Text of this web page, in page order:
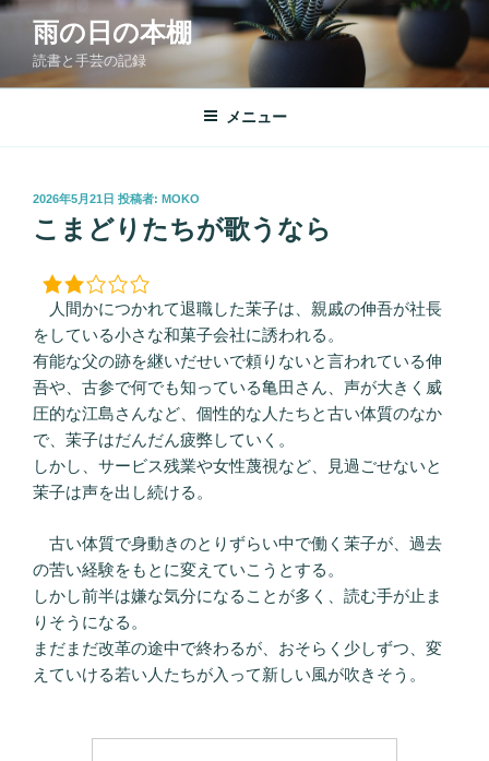
コ
ン
へ
雨の日の本棚
読書と手芸の記録
メニュー
投
稿
日:
2026年5月21日 投稿者: MOKO
こまどりたちが歌うなら
人間かにつかれて退職した茉子は、親戚の伸吾が社長
をしている小さな和菓子会社に誘われる。
有能な父の跡を継いだせいで頼りないと言われている伸
吾や、古参で何でも知っている亀田さん、声が大きく威
圧的な江島さんなど、個性的な人たちと古い体質のなか
で、茉子はだんだん疲弊していく。
しかし、サービス残業や女性蔑視など、見過ごせないと
茉子は声を出し続ける。
古い体質で身動きのとりずらい中で働く茉子が、過去
の苦い経験をもとに変えていこうとする。
しかし前半は嫌な気分になることが多く、読む手が止ま
りそうになる。
まだまだ改革の途中で終わるが、おそらく少しずつ、変
えていける若い人たちが入って新しい風が吹きそう。